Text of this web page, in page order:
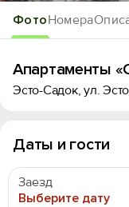
ФотоНомера
Апартаменты
Эсто-Садок, ул.
Даты и гости
Заезд
Выберите дату